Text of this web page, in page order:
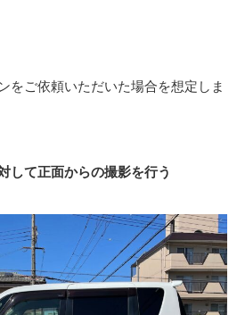
をご依頼いただいた場合を想定しま
して正面からの撮影を行う